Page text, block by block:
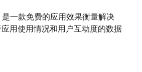
是一款免费的应用效果衡量解决
用使用情况和用户互动度的数据